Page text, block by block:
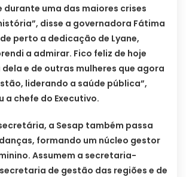
uma das maiores crises
disse a governadora Fátima
perto a dedicação de Lyane,
a admirar. Fico feliz de hoje
e de outras mulheres que agora
liderando a saúde pública”,
a chefe do Executivo.
a Sesap também passa
formando um núcleo gestor
Assumem a secretaria-
de gestão das regiões e de